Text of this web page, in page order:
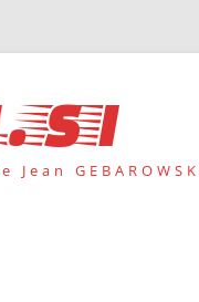
Jean